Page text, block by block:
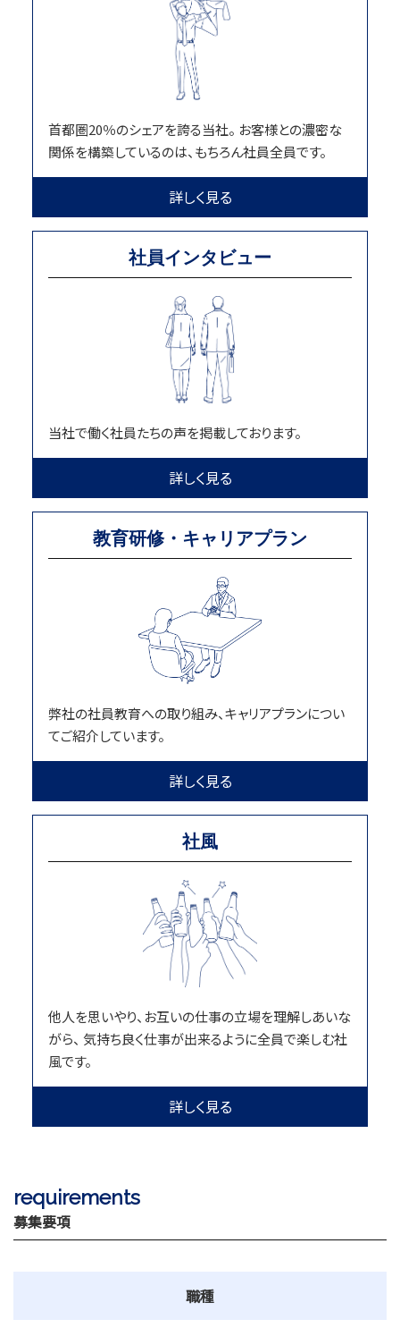
首都圏20％のシェアを誇る当社。 お客様との濃密な
関係を構築しているのは、もちろん社員全員です。
詳しく見る
社員インタビュー
当社で働く社員たちの声を掲載しております。
詳しく見る
教育研修・キャリアプラン
弊社の社員教育への取り組み、キャリアプランについ
てご紹介しています。
詳しく見る
社風
他人を思いやり、お互いの仕事の立場を理解しあいな
がら、 気持ち良く仕事が出来るように全員で楽しむ社
風です。
詳しく見る
requirements
募集要項
職種